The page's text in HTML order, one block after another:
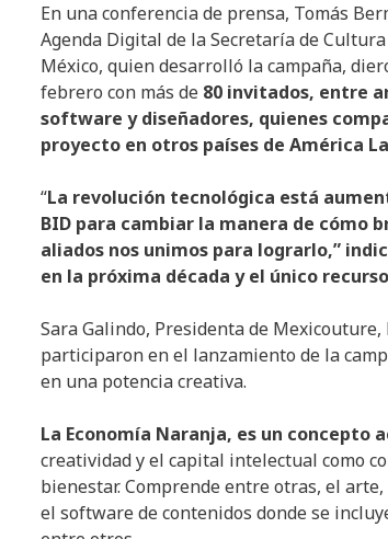
En una conferencia de prensa, Tomás
Agenda Digital de la Secretaría de
México, quien desarrolló la campaña,
febrero con más de 80 invitados, entre
software y diseñadores, quienes
proyecto en otros países de América
“La revolución tecnológica está
BID para cambiar la manera de cómo
aliados nos unimos para lograrlo,”
en la próxima década y el único
Sara Galindo, Presidenta de
participaron en el lanzamiento de la
en una potencia creativa.
La Economía Naranja, es un concepto
creatividad y el capital intelectual como
bienestar. Comprende entre otras, el
el software de contenidos donde se